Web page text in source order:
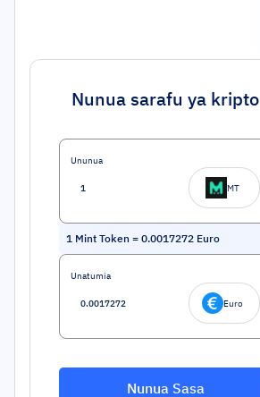
Nunua sarafu ya kripto
Ununua
MT
1 Mint Token = 0.0017272 Euro
Unatumia
Euro
Nunua Sasa